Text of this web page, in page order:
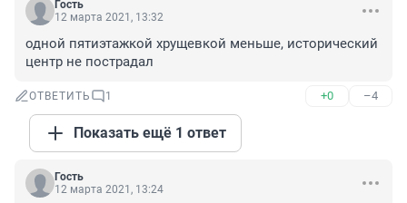
Гость
12 марта 2021, 13:32
одной пятиэтажкой хрущевкой меньше, исторический
центр не пострадал
ОТВЕТИТЬ 1 +0 –4
Показать ещё 1 ответ
Гость
12 марта 2021, 13:24